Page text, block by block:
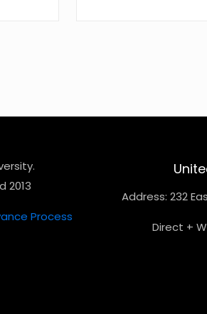
2013
Process
Address: 232
Direct +